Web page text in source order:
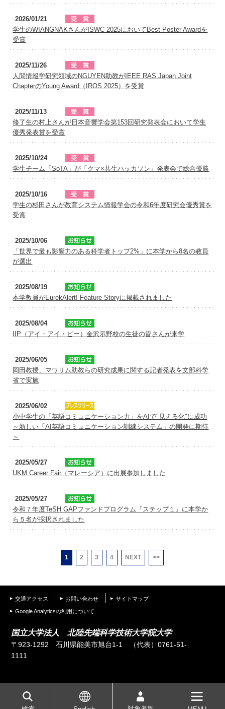
2026/01/21
学生のWIANGNAKさんがISWC 2025においてBest Poster Awardを
受賞
2025/11/26
人間情報学研究領域のNGUYEN助教がIEEE RAS Japan Joint
ChapterのYoung Award（IROS 2025）を受賞
2025/11/13
修了生の村上さんが日本音響学会第153回研究発表会において学生
優秀発表賞を受賞
2025/10/24
学生チーム「SoTA」が「クマ×共生ハッカソン」発表会で総合優勝
2025/10/16
学生の杉田さんが教育システム情報学会の令和6年度研究会優秀賞を
受賞
2025/10/06
「世界で最も影響力のある科学者トップ2%」に本学から8名の教員
が選出
2025/08/19
本学教員がEurekAlert! Feature Storyに掲載されました
2025/08/04
IIP（アイ・アイ・ピー）金沢示野校の生徒の皆さんが来学
2025/06/05
岡田教授、マワリム助教らの研究成果に関する記者発表を文部科学
省で実施
2025/06/02
小中学生の「英語コミュニケーション力」をAIで"見える化"に成功
～新しい「AI英語コミュニケーション訓練システム」の開発に期待
～
2025/05/27
UKM Career Fair（マレーシア）に出展参加しました
2025/05/27
令和７年度TeSH GAPファンドプログラム『ステップ１』に本学か
ら５名が採択されました
1 2 3 4 NEXT >>
交通アクセス お問い合わせ サイトマップ
Google Analyticsの利用について
国立大学法人 北陸先端科学技術大学院大学
〒923-1292 石川県能美市旭台1-1
（代表）0761-51-
1111